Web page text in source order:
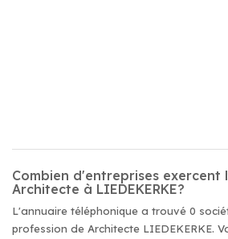
Combien d'entreprises exercent
Architecte à LIEDEKERKE?
L'annuaire téléphonique a trouvé 0
profession de Architecte LIEDEKERKE.